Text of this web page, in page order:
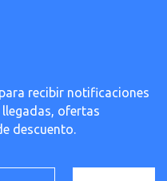
recibir notificaciones
llegadas, ofertas
descuento.